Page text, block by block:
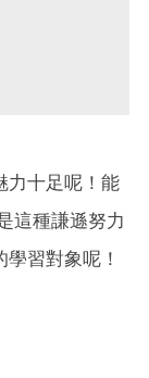
力十足呢！能
這種謙遜努力
習對象呢！